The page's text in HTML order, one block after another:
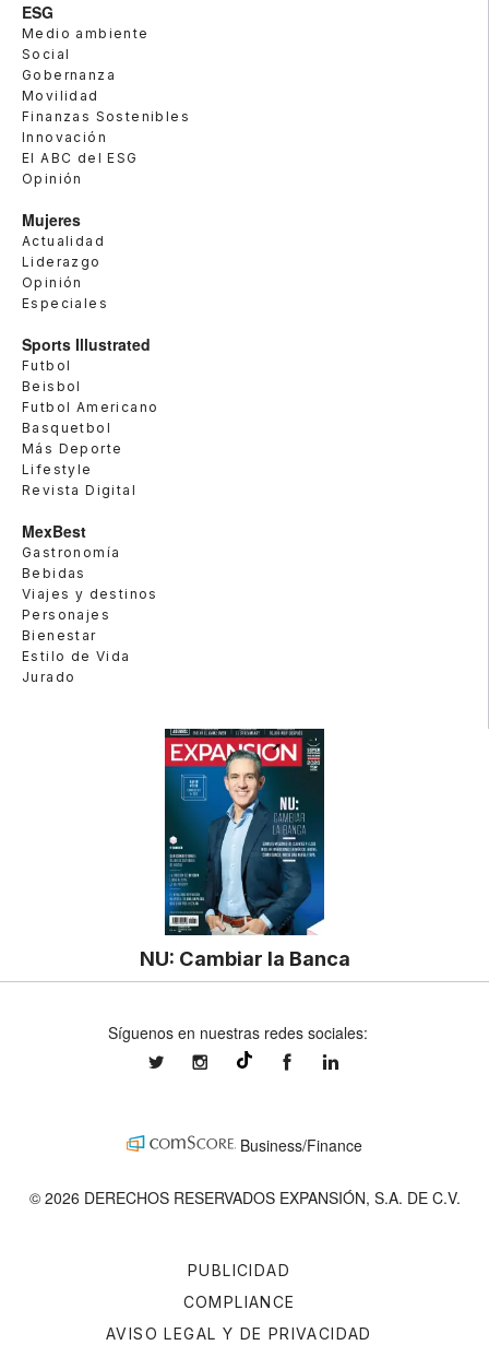
ESG
Medio ambiente
Social
Gobernanza
Movilidad
Finanzas Sostenibles
Innovación
El ABC del ESG
Opinión
Mujeres
Actualidad
Liderazgo
Opinión
Especiales
Sports Illustrated
Futbol
Beisbol
Futbol Americano
Basquetbol
Más Deporte
Lifestyle
Revista Digital
MexBest
Gastronomía
Bebidas
Viajes y destinos
Personajes
Bienestar
Estilo de Vida
Jurado
NU: Cambiar la Banca
PUBLICIDAD
COMPLIANCE
AVISO LEGAL Y DE PRIVACIDAD
Síguenos en nuestras redes sociales:
expansionmxexpansionmx ExpansionMex
Business/Finance
© 2026 DERECHOS RESERVADOS EXPANSIÓN, S.A. DE C.V.